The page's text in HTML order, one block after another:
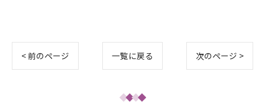
< 前のページ 一覧に戻る 次のページ >